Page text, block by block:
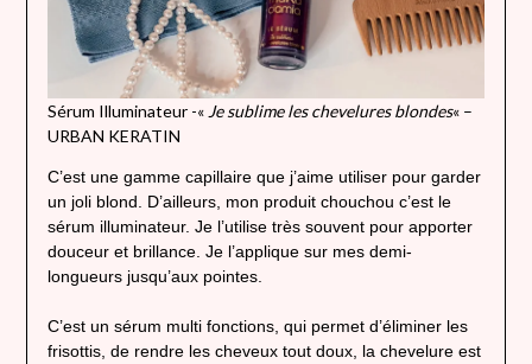
Sérum Illuminateur -« Je sublime les chevelures blondes« –
URBAN KERATIN
C’est une gamme capillaire que j’aime utiliser pour garder
un joli blond. D’ailleurs, mon produit chouchou c’est le
sérum illuminateur. Je l’utilise très souvent pour apporter
douceur et brillance. Je l’applique sur mes demi-
longueurs jusqu’aux pointes.
C’est un sérum multi fonctions, qui permet d’éliminer les
frisottis, de rendre les cheveux tout doux, la chevelure est